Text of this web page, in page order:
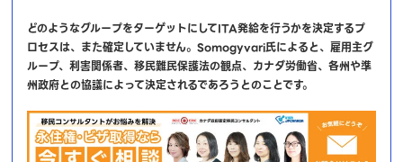
どのようなグループをターゲットにしてITA発給を行うかを決定するプ
ロセスは、また確定していません。Somogyvari氏によると、雇用主グ
ループ、利害関係者、移民難民保護法の観点、カナダ労働省、各州や準
州政府との協議によって決定されるであろうとのことです。